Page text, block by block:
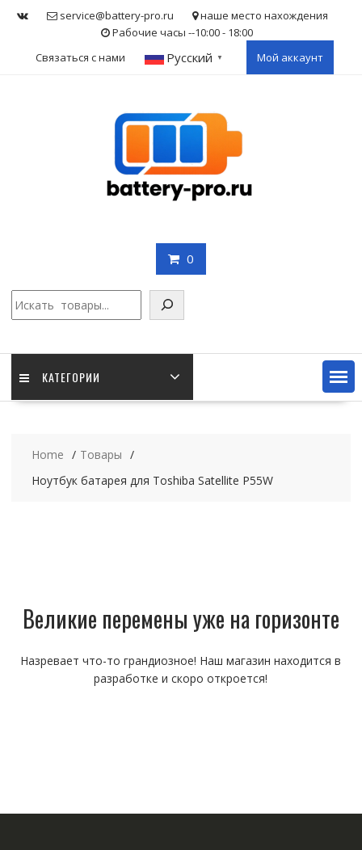
service@battery-pro.ru
наше место нахождения
Рабочие часы --10:00 - 18:00
Связаться с нами
Русский ▼ Мой аккаунт
0
КАТЕГОРИИ
Home
Товары
Ноутбук батарея для Toshiba Satellite P55W
Великие перемены уже на горизонте
Назревает что-то грандиозное! Наш магазин находится в
разработке и скоро откроется!